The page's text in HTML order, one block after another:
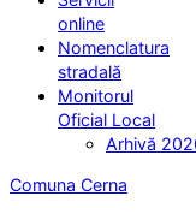
online
Nomenclatura
stradală
Monitorul
Oficial Local
Arhivă
Comuna Cerna